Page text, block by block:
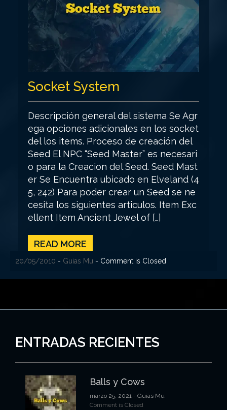
31/07/2019- Guias Mu - Comment is Closed
12/07/2017-Guias Mu - Comment is Closed
11/06/2016- Guias Mu - Comment is Closed
11/08/2012- Guias Mu - Comment is Closed
23/08/2010 - Guias Mu - Comment is Closed
01/06/2010 - Guias Mu - Comment is Closed
20/05/2010 - Guias Mu - Comment is Closed
Socket System
Descripción general del sistema Se Agr
ega opciones adicionales en los socket
del los items. Proceso de creación del
Seed El NPC “Seed Master” es necesari
o para la Creacion del Seed. Seed Mast
er Se Encuentra ubicado en Elveland (4
5, 242) Para poder crear un Seed se ne
cesita los siguientes articulos. Item Exc
ellent Item Ancient Jewel of […]
READ MORE
ENTRADAS RECIENTES
Balls y Cows
marzo 25, 2021 - Guias Mu
Comment is Closed